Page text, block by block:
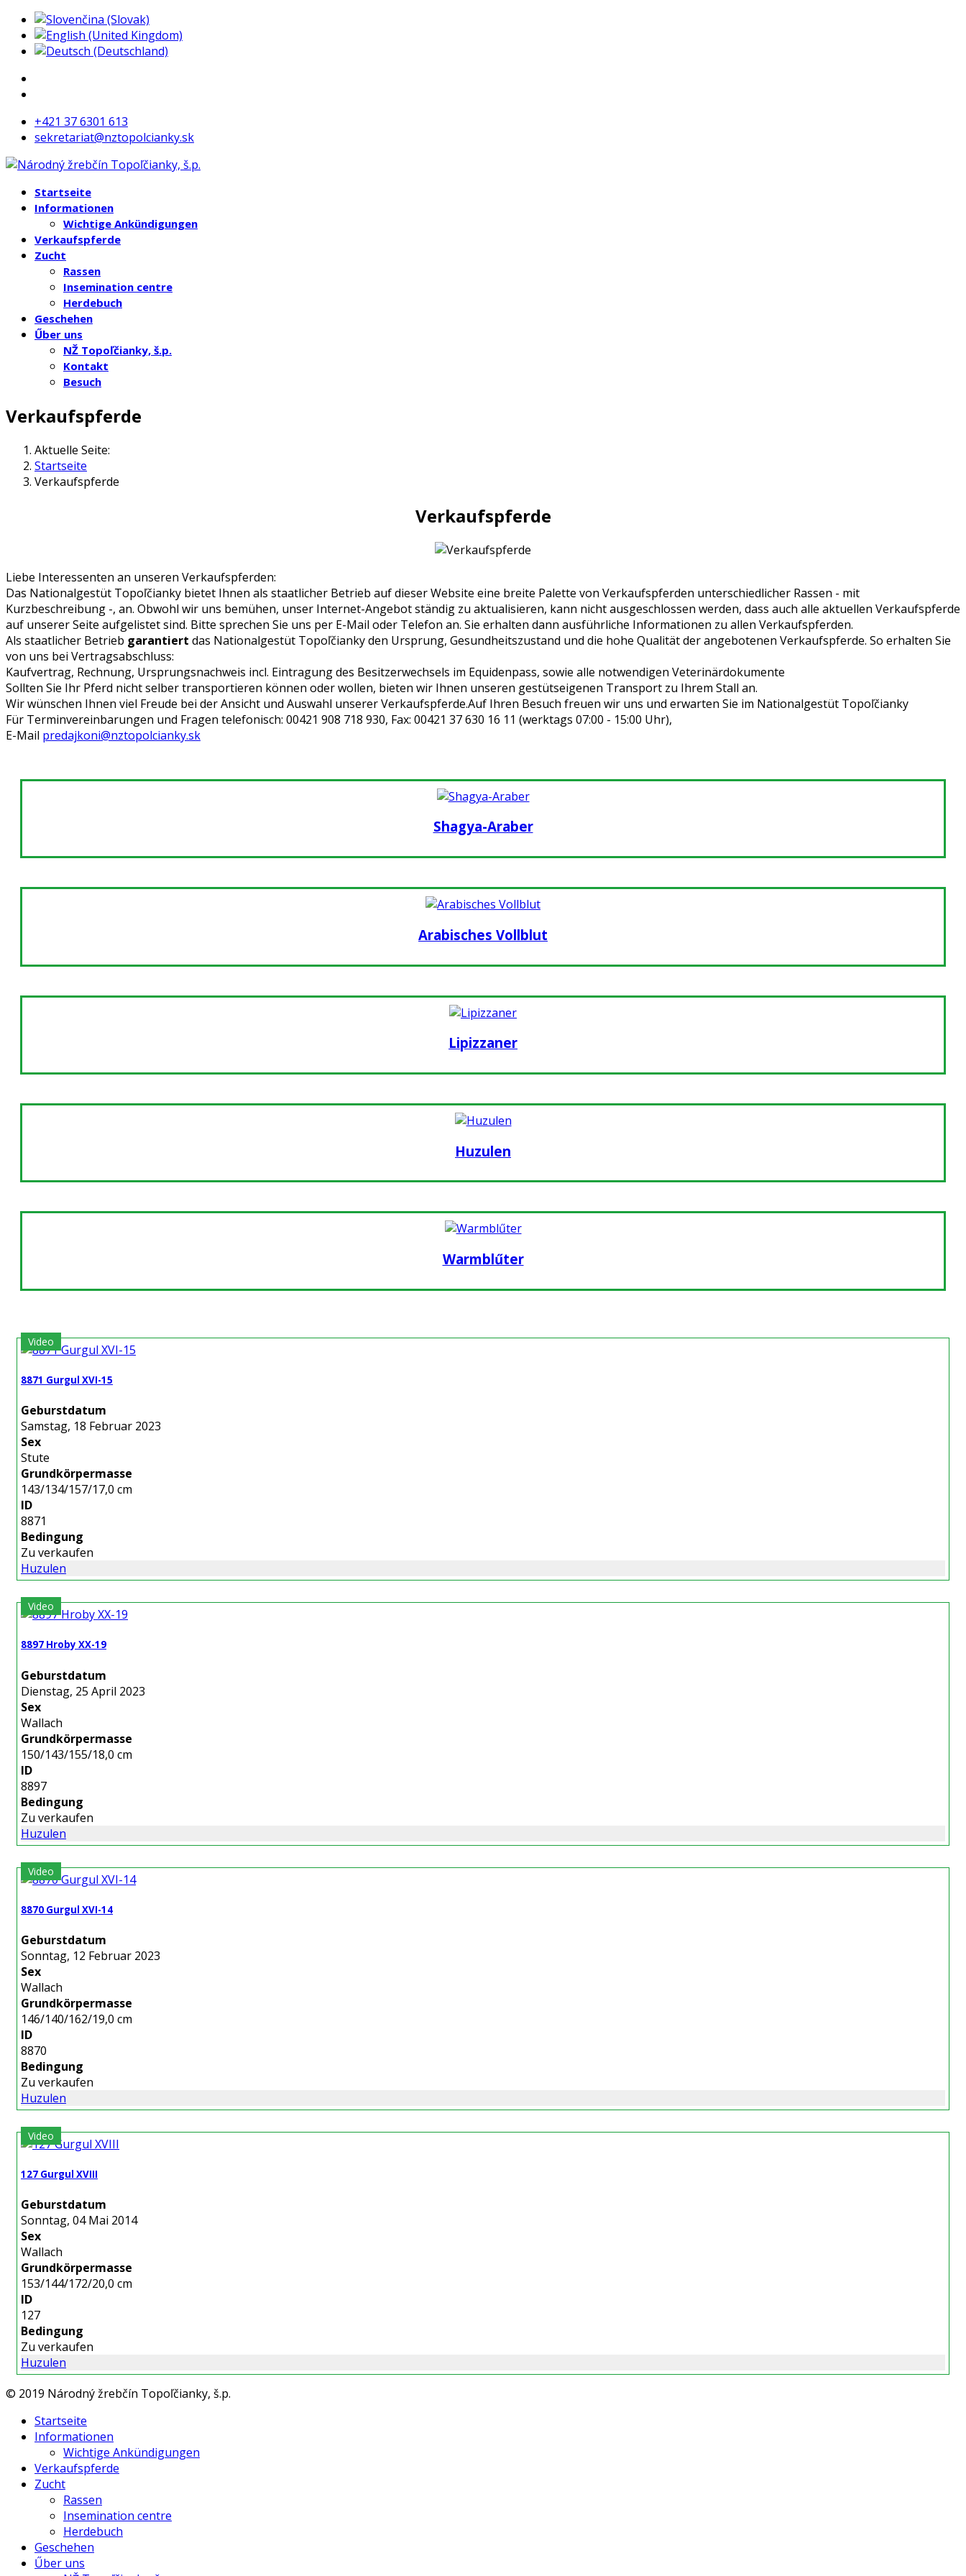
+421 37 6301 613
sekretariat@nztopolcianky.sk
Startseite
Informationen
Wichtige Ankündigungen
Verkaufspferde
Zucht
Rassen
Insemination centre
Herdebuch
Geschehen
Űber uns
NŽ Topoľčianky, š.p.
Kontakt
Besuch
Verkaufspferde
Aktuelle Seite:
Startseite
Verkaufspferde
Verkaufspferde
Liebe Interessenten an unseren Verkaufspferden:
Das Nationalgestüt Topoľčianky bietet Ihnen als staatlicher Betrieb auf dieser Website eine breite Palette von Verkaufspferden unterschiedlicher Rassen - mit
Kurzbeschreibung -, an. Obwohl wir uns bemühen, unser Internet-Angebot ständig zu aktualisieren, kann nicht ausgeschlossen werden, dass auch alle aktuellen Verkaufspferde
auf unserer Seite aufgelistet sind. Bitte sprechen Sie uns per E-Mail oder Telefon an. Sie erhalten dann ausführliche Informationen zu allen Verkaufspferden.
Als staatlicher Betrieb garantiert das Nationalgestüt Topoľčianky den Ursprung, Gesundheitszustand und die hohe Qualität der angebotenen Verkaufspferde. So erhalten Sie
von uns bei Vertragsabschluss:
Kaufvertrag, Rechnung, Ursprungsnachweis incl. Eintragung des Besitzerwechsels im Equidenpass, sowie alle notwendigen Veterinärdokumente
Sollten Sie Ihr Pferd nicht selber transportieren können oder wollen, bieten wir Ihnen unseren gestütseigenen Transport zu Ihrem Stall an.
Wir wünschen Ihnen viel Freude bei der Ansicht und Auswahl unserer Verkaufspferde.Auf Ihren Besuch freuen wir uns und erwarten Sie im Nationalgestüt Topoľčianky
Für Terminvereinbarungen und Fragen telefonisch: 00421 908 718 930, Fax: 00421 37 630 16 11 (werktags 07:00 - 15:00 Uhr),
E-Mail predajkoni@nztopolcianky.sk
Shagya-Araber
Arabisches Vollblut
Lipizzaner
Huzulen
Warmblűter
Video
8871 Gurgul XVI-15
Geburstdatum
Samstag, 18 Februar 2023
Sex
Stute
Grundkörpermasse
143/134/157/17,0 cm
ID
8871
Bedingung
Zu verkaufen
Huzulen
Video
8897 Hroby XX-19
Geburstdatum
Dienstag, 25 April 2023
Sex
Wallach
Grundkörpermasse
150/143/155/18,0 cm
ID
8897
Bedingung
Zu verkaufen
Huzulen
Video
8870 Gurgul XVI-14
Geburstdatum
Sonntag, 12 Februar 2023
Sex
Wallach
Grundkörpermasse
146/140/162/19,0 cm
ID
8870
Bedingung
Zu verkaufen
Huzulen
Video
127 Gurgul XVIII
Geburstdatum
Sonntag, 04 Mai 2014
Sex
Wallach
Grundkörpermasse
153/144/172/20,0 cm
ID
127
Bedingung
Zu verkaufen
Huzulen
© 2019 Národný žrebčín Topoľčianky, š.p.
Startseite
Informationen
Wichtige Ankündigungen
Verkaufspferde
Zucht
Rassen
Insemination centre
Herdebuch
Geschehen
Űber uns